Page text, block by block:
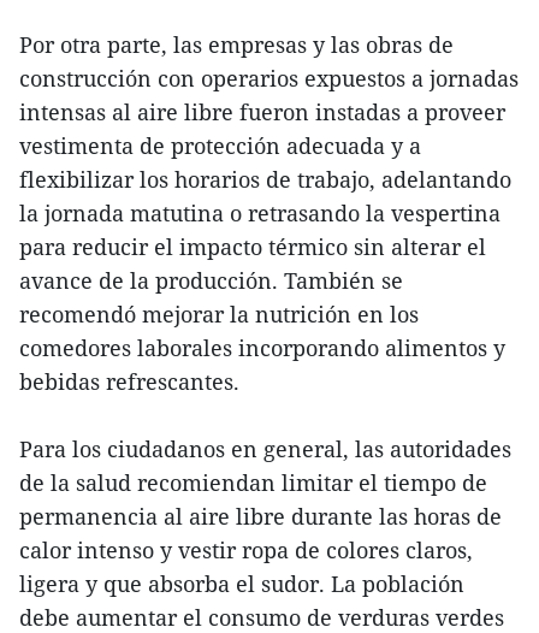
Por otra parte, las empresas y las obras de
construcción con operarios expuestos a jornadas
intensas al aire libre fueron instadas a proveer
vestimenta de protección adecuada y a
flexibilizar los horarios de trabajo, adelantando
la jornada matutina o retrasando la vespertina
para reducir el impacto térmico sin alterar el
avance de la producción. También se
recomendó mejorar la nutrición en los
comedores laborales incorporando alimentos y
bebidas refrescantes.
Para los ciudadanos en general, las autoridades
de la salud recomiendan limitar el tiempo de
permanencia al aire libre durante las horas de
calor intenso y vestir ropa de colores claros,
ligera y que absorba el sudor. La población
debe aumentar el consumo de verduras verdes